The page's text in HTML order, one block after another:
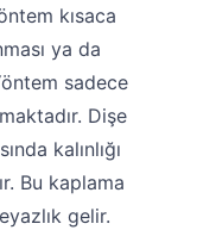
kısaca
ya da
sadece
Dişe
kalınlığı
Bu kaplama
gelir.